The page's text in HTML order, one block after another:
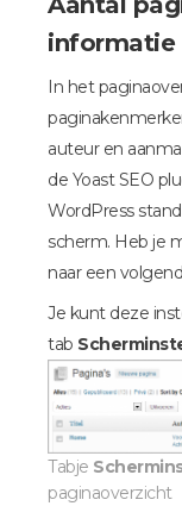
informatie
In het
auteur en
de Yoast SEO
WordPress
scherm. Heb je
naar een
Je kunt deze
tab
Tabje
paginaoverzicht